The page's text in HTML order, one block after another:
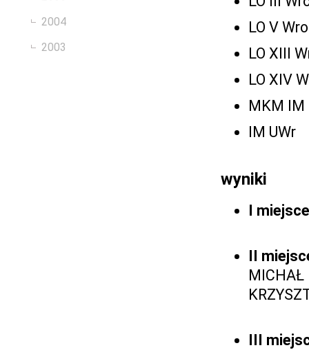
2004
2003
LO V
LO XIII
LO XIV
MKM IM
IM UWr
wyniki
I
II
MICHAŁ
III